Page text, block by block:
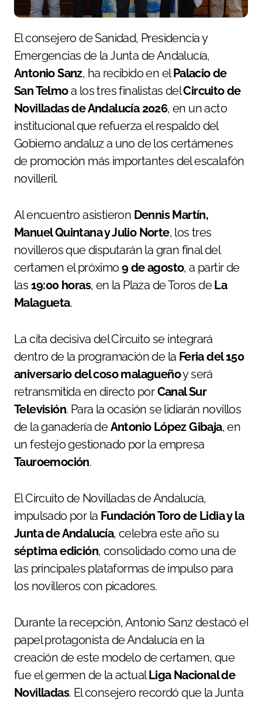
El consejero de Sanidad, Presidencia y
Emergencias de la Junta de Andalucía,
Antonio Sanz, ha recibido en elPalacio de
San Telmoa los tres finalistas delCircuito de
Novilladas de Andalucía 2026, en un acto
institucional que refuerza el respaldo del
Gobierno andaluz a uno de los certámenes
de promoción más importantes del escalafón
novilleril.
Al encuentro asistieron Dennis Martín,
Manuel Quintana y Julio Norte, los tres
novilleros que disputarán la gran final del
certamen el próximo9 de agosto, a partir de
las 19:00 horas, en la Plaza de Toros deLa
Malagueta.
La cita decisiva del Circuito se integrará
dentro de la programación de la Feria del 150
aniversario del coso malagueñoy será
retransmitida en directo porCanal Sur
Televisión. Para la ocasión se lidiarán novillos
de la ganadería deAntonio López Gibaja, en
un festejo gestionado por la empresa
Tauroemoción.
El Circuito de Novilladas de Andalucía,
impulsado por la Fundación Toro de Lidia y la
Junta de Andalucía, celebra este año su
séptima edición, consolidado como una de
las principales plataformas de impulso para
los novilleros con picadores.
Durante la recepción, Antonio Sanz destacó el
papel protagonista de Andalucía en la
creación de este modelo de certamen, que
fue el germen de la actualLiga Nacional de
Novilladas. El consejero recordó que la Junta